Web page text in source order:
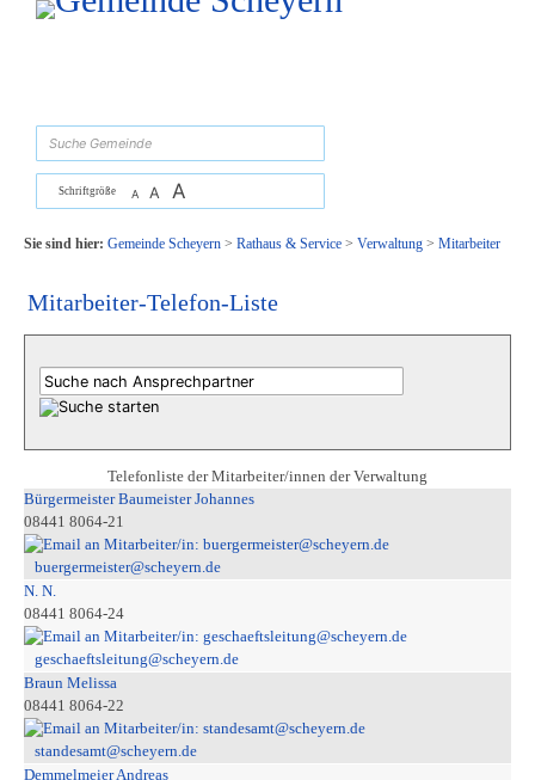
Zum Inhalt, zur Navigationoder zur Startseite springen.
Schriftgröße A A A
Sie sind hier: Gemeinde Scheyern> Rathaus & Service> Verwaltung> Mitarbeiter
Mitarbeiter-Telefon-Liste
Telefonliste der Mitarbeiter/innen der Verwaltung
Bürgermeister Baumeister Johannes
08441 8064-21
buergermeister@scheyern.de
N. N.
08441 8064-24
geschaeftsleitung@scheyern.de
Braun Melissa
08441 8064-22
standesamt@scheyern.de
Demmelmeier Andreas